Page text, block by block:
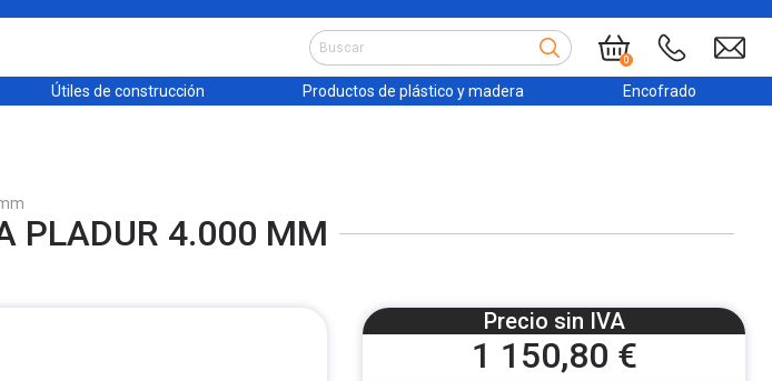
0
Útiles de construcción Productos de plástico y madera Encofrado
PLADUR 4.000 MM
Precio sin IVA
1 150,80 €